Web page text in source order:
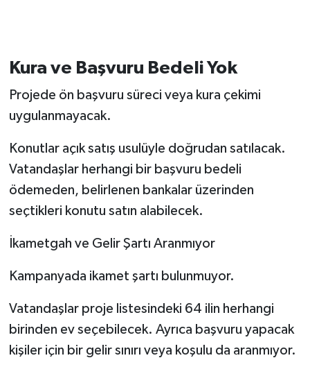
Kura ve Başvuru Bedeli Yok
Projede ön başvuru süreci veya kura çekimi
uygulanmayacak.
Konutlar açık satış usulüyle doğrudan satılacak.
Vatandaşlar herhangi bir başvuru bedeli
ödemeden, belirlenen bankalar üzerinden
seçtikleri konutu satın alabilecek.
İkametgah ve Gelir Şartı Aranmıyor
Kampanyada ikamet şartı bulunmuyor.
Vatandaşlar proje listesindeki 64 ilin herhangi
birinden ev seçebilecek. Ayrıca başvuru yapacak
kişiler için bir gelir sınırı veya koşulu da aranmıyor.